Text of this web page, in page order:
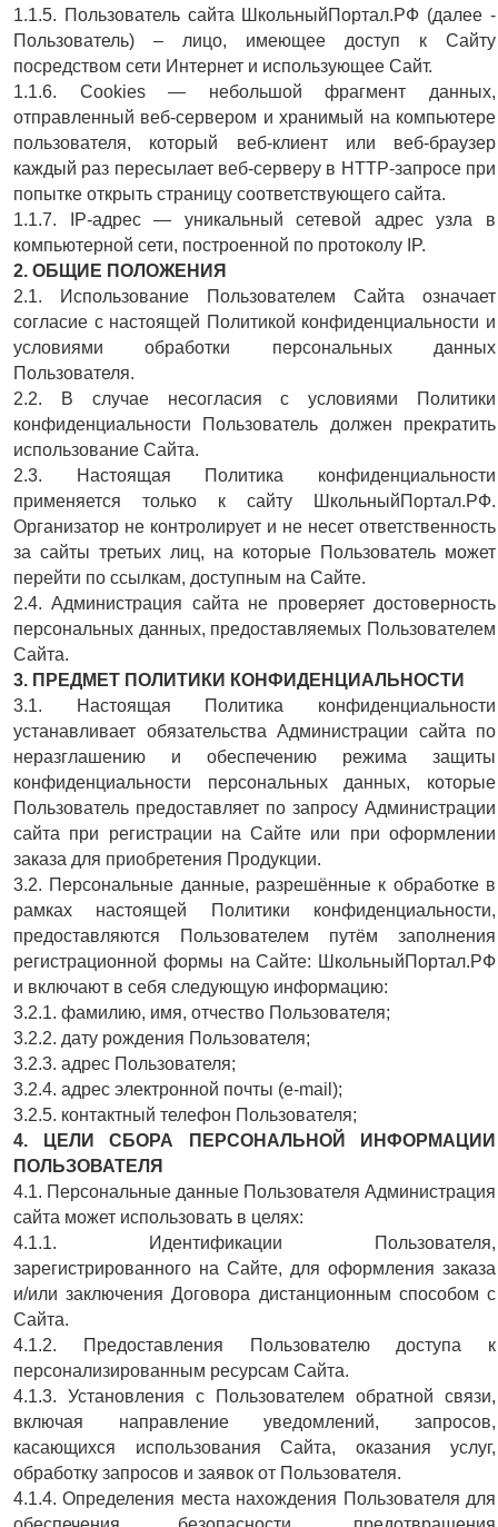
1.1.5. Пользователь сайта ШкольныйПортал.РФ (далее ‑
Пользователь) – лицо, имеющее доступ к Сайту
посредством сети Интернет и использующее Сайт.
1.1.6. Cookies — небольшой фрагмент данных,
отправленный веб-сервером и хранимый на компьютере
пользователя, который веб-клиент или веб-браузер
каждый раз пересылает веб-серверу в HTTP-запросе при
попытке открыть страницу соответствующего сайта.
1.1.7. IP-адрес — уникальный сетевой адрес узла в
компьютерной сети, построенной по протоколу IP.
2. ОБЩИЕ ПОЛОЖЕНИЯ
2.1. Использование Пользователем Сайта означает
согласие с настоящей Политикой конфиденциальности и
условиями обработки персональных данных
Пользователя.
2.2. В случае несогласия с условиями Политики
конфиденциальности Пользователь должен прекратить
использование Сайта.
2.3. Настоящая Политика конфиденциальности
применяется только к сайту ШкольныйПортал.РФ.
Организатор не контролирует и не несет ответственность
за сайты третьих лиц, на которые Пользователь может
перейти по ссылкам, доступным на Сайте.
2.4. Администрация сайта не проверяет достоверность
персональных данных, предоставляемых Пользователем
Сайта.
3. ПРЕДМЕТ ПОЛИТИКИ КОНФИДЕНЦИАЛЬНОСТИ
3.1. Настоящая Политика конфиденциальности
устанавливает обязательства Администрации сайта по
неразглашению и обеспечению режима защиты
конфиденциальности персональных данных, которые
Пользователь предоставляет по запросу Администрации
сайта при регистрации на Сайте или при оформлении
заказа для приобретения Продукции.
3.2. Персональные данные, разрешённые к обработке в
рамках настоящей Политики конфиденциальности,
предоставляются Пользователем путём заполнения
регистрационной формы на Сайте: ШкольныйПортал.РФ
и включают в себя следующую информацию:
3.2.1. фамилию, имя, отчество Пользователя;
3.2.2. дату рождения Пользователя;
3.2.3. адрес Пользователя;
3.2.4. адрес электронной почты (e-mail);
3.2.5. контактный телефон Пользователя;
4. ЦЕЛИ СБОРА ПЕРСОНАЛЬНОЙ ИНФОРМАЦИИ
ПОЛЬЗОВАТЕЛЯ
4.1. Персональные данные Пользователя Администрация
сайта может использовать в целях:
4.1.1. Идентификации Пользователя,
зарегистрированного на Сайте, для оформления заказа
и/или заключения Договора дистанционным способом с
Сайта.
4.1.2. Предоставления Пользователю доступа к
персонализированным ресурсам Сайта.
4.1.3. Установления с Пользователем обратной связи,
включая направление уведомлений, запросов,
касающихся использования Сайта, оказания услуг,
обработку запросов и заявок от Пользователя.
4.1.4. Определения места нахождения Пользователя для